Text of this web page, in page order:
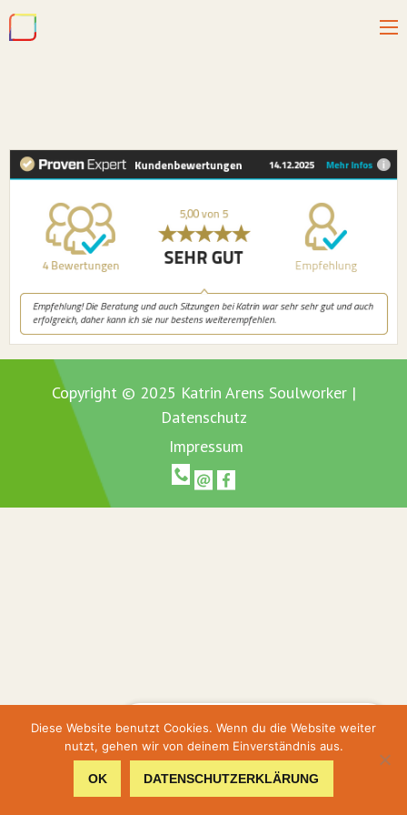
Copyright © 2025 Katrin Arens Soulworker |
Datenschutz
Impressum
Hier geht's zur Terminbuchung
Hier gehts zum Shop
Diese Website benutzt Cookies. Wenn du die Website weiter
nutzt, gehen wir von deinem Einverständnis aus.
OK DATENSCHUTZERKLÄRUNG